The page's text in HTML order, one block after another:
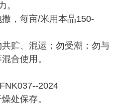
。
撒，每亩/米用本品150-
共贮、混运；勿受潮；勿与
合使用。
2024
处保存。